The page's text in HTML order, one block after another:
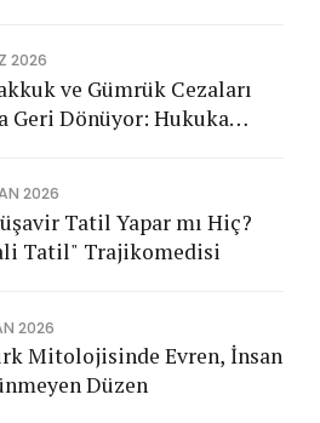
2026
ve Gümrük Cezaları
Geri Dönüyor: Hukuka
2026
Tatil Yapar mı Hiç?
Tatil" Trajikomedisi
2026
Mitolojisinde Evren, İnsan
Düzen